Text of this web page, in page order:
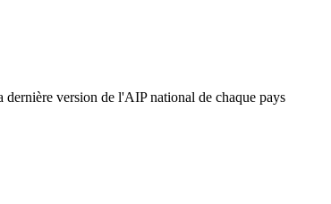
dernière version de l'AIP national de chaque pays